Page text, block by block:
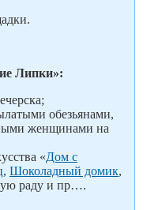
Липки»:
обезьянами,
женщинами на
«Дом с
, Шоколадный домик,
раду и пр….